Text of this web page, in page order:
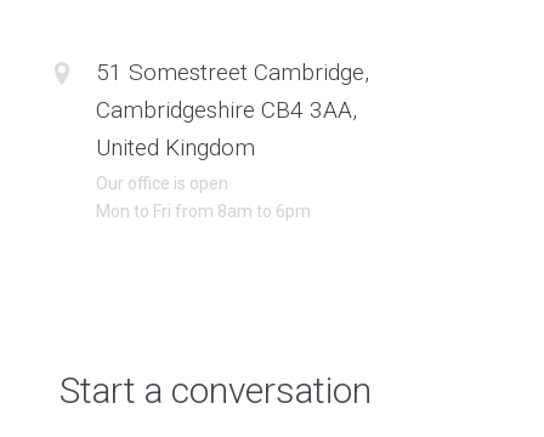
51 Somestreet Cambridge,
Cambridgeshire CB4 3AA,
United Kingdom
Our office is open
Mon to Fri from 8am to 6pm
Start a conversation